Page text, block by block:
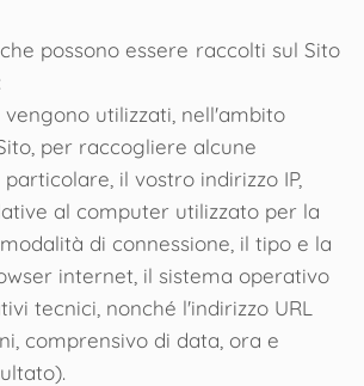
possono essere raccolti sul Sito
vengono utilizzati, nell'ambito
per raccogliere alcune
il vostro indirizzo IP,
al computer utilizzato per la
di connessione, il tipo e la
internet, il sistema operativo
tecnici, nonché l'indirizzo URL
comprensivo di data, ora e